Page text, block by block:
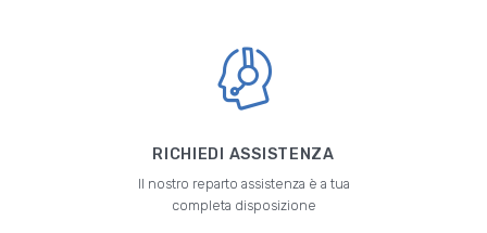
RICHIEDI ASSISTENZA
Il nostro reparto assistenza è a tua
completa disposizione